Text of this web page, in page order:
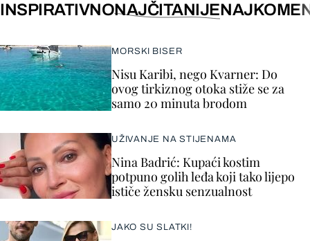
INSPIRATIVNONAJČITANIJE
MORSKI BISER
Nisu Karibi, nego Kvarner: Do
ovog tirkiznog otoka stiže se za
samo 20 minuta brodom
UŽIVANJE NA STIJENAMA
Nina Badrić: Kupaći kostim
potpuno golih leđa koji tako lijepo
ističe žensku senzualnost
JAKO SU SLATKI!